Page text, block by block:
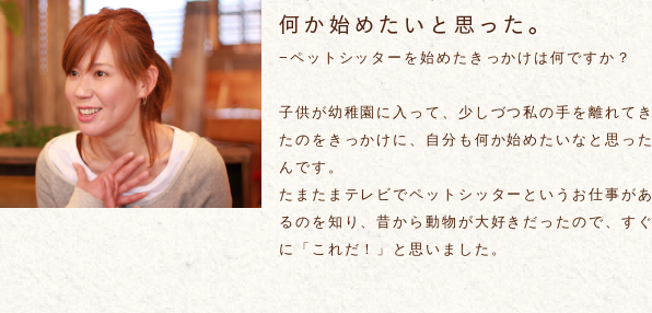
−ペットシッターを始めたきっかけは何ですか？
子供が幼稚園に入って、少しづつ私の手を離れてき
たのをきっかけに、自分も何か始めたいなと思った
んです。
たまたまテレビでペットシッターというお仕事があ
るのを知り、昔から動物が大好きだったので、すぐ
に「これだ！」と思いました。